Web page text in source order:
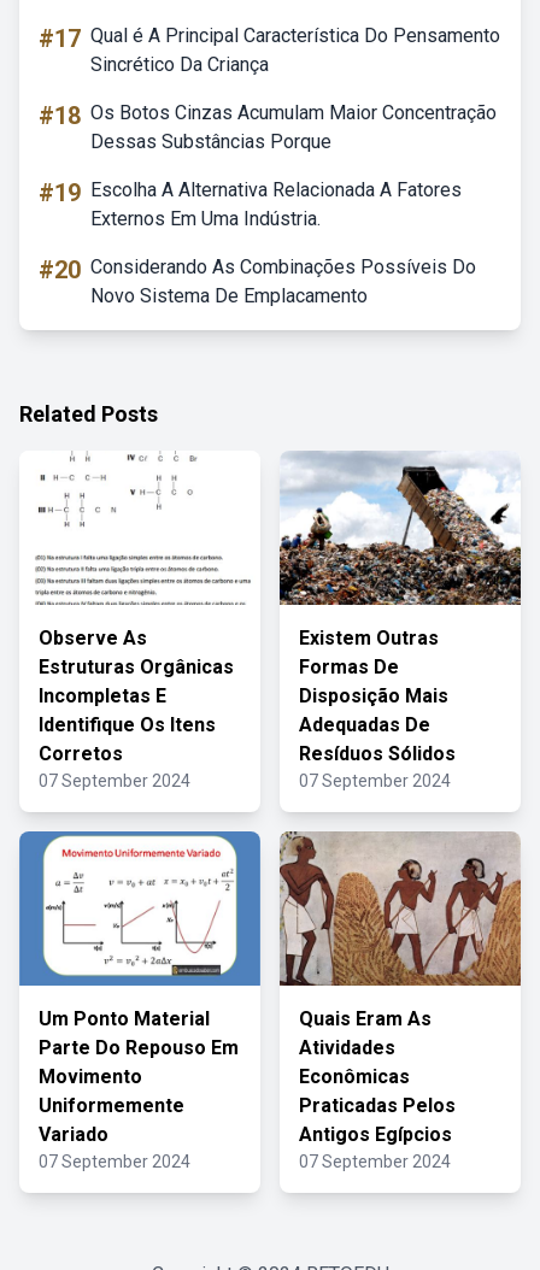
#17 Qual é A Principal Característica Do Pensamento
Sincrético Da Criança
#18 Os Botos Cinzas Acumulam Maior Concentração
Dessas Substâncias Porque
#19 Escolha A Alternativa Relacionada A Fatores
Externos Em Uma Indústria.
#20 Considerando As Combinações Possíveis Do
Novo Sistema De Emplacamento
Related Posts
Observe As
Estruturas Orgânicas
Incompletas E
Identifique Os Itens
Corretos
07 September 2024
Existem Outras
Formas De
Disposição Mais
Adequadas De
Resíduos Sólidos
07 September 2024
Um Ponto Material
Parte Do Repouso Em
Movimento
Uniformemente
Variado
07 September 2024
Quais Eram As
Atividades
Econômicas
Praticadas Pelos
Antigos Egípcios
07 September 2024